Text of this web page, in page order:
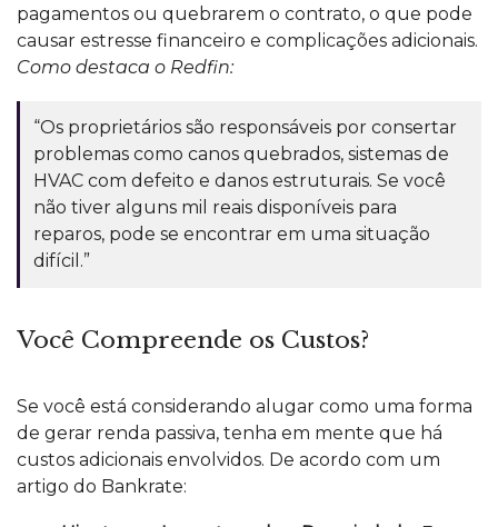
pagamentos ou quebrarem o contrato, o que pode
causar estresse financeiro e complicações adicionais.
Como destaca o Redfin:
“Os proprietários são responsáveis por consertar
problemas como canos quebrados, sistemas de
HVAC com defeito e danos estruturais. Se você
não tiver alguns mil reais disponíveis para
reparos, pode se encontrar em uma situação
difícil.”
Você Compreende os Custos?
Se você está considerando alugar como uma forma
de gerar renda passiva, tenha em mente que há
custos adicionais envolvidos. De acordo com um
artigo do Bankrate: